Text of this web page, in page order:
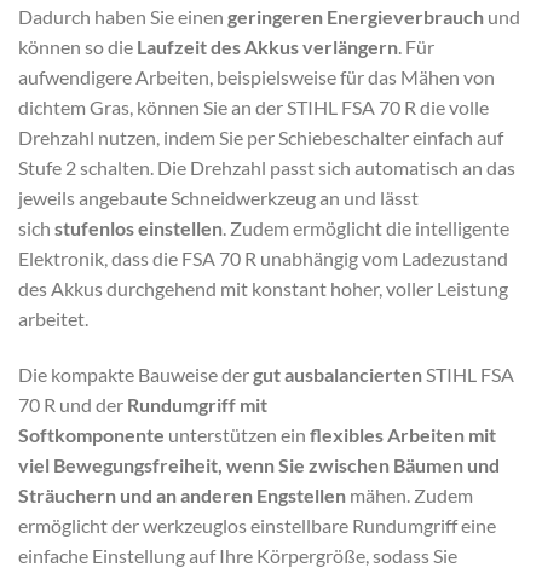
Dadurch haben Sie einen geringeren Energieverbrauch und
können so die Laufzeit des Akkus verlängern. Für
aufwendigere Arbeiten, beispielsweise für das Mähen von
dichtem Gras, können Sie an der STIHL FSA 70 R die volle
Drehzahl nutzen, indem Sie per Schiebeschalter einfach auf
Stufe 2 schalten. Die Drehzahl passt sich automatisch an das
jeweils angebaute Schneidwerkzeug an und lässt
sich stufenlos einstellen. Zudem ermöglicht die intelligente
Elektronik, dass die FSA 70 R unabhängig vom Ladezustand
des Akkus durchgehend mit konstant hoher, voller Leistung
arbeitet.
Die kompakte Bauweise dergut ausbalanciertenSTIHL FSA
70 R und der Rundumgriff mit
Softkomponente unterstützen ein flexibles Arbeiten mit
viel Bewegungsfreiheit, wenn Sie zwischen Bäumen und
Sträuchern und an anderen Engstellen mähen. Zudem
ermöglicht der werkzeuglos einstellbare Rundumgriff eine
einfache Einstellung auf Ihre Körpergröße, sodass Sie